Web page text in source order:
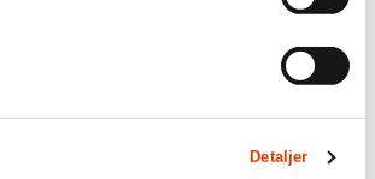
Detaljer
Sebastian Hartmann, Barbara Behrendt,